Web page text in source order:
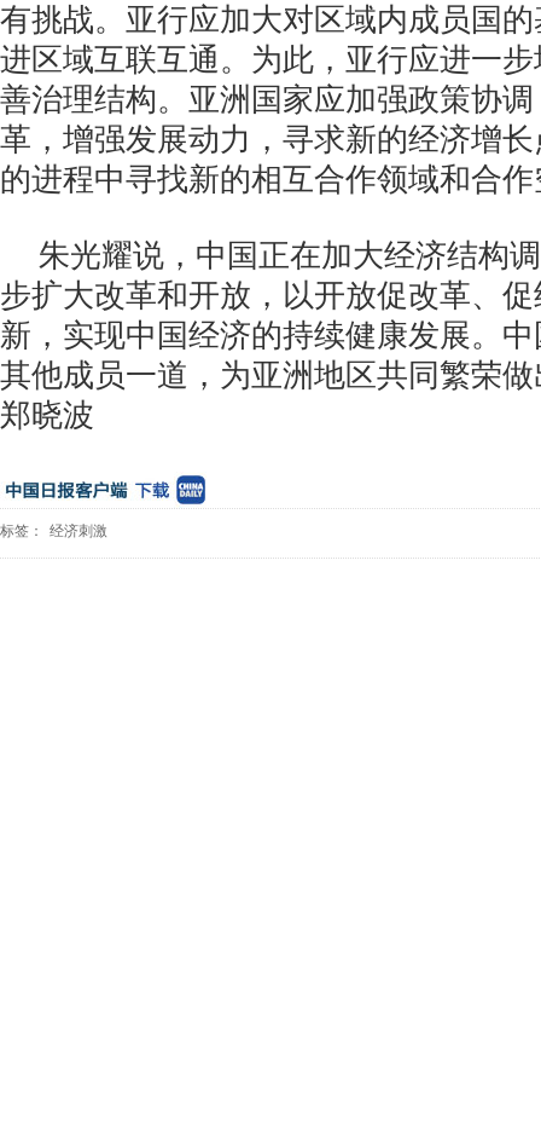
有挑战。亚行应加大对区域内成员国
进区域互联互通。为此，亚行应进一
善治理结构。亚洲国家应加强政策协
革，增强发展动力，寻求新的经济增
的进程中寻找新的相互合作领域和合
朱光耀说，中国正在加大经济结构
步扩大改革和开放，以开放促改革、
新，实现中国经济的持续健康发展。
其他成员一道，为亚洲地区共同繁荣
郑晓波
标签： 经济刺激